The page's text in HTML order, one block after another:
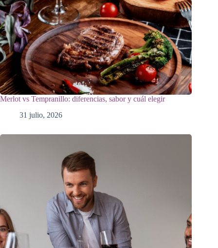
Merlot vs Tempranillo: diferencias, sabor y cuál elegir
31 julio, 2026